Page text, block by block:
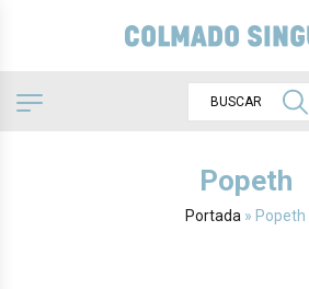
Popeth
Portada » Popeth